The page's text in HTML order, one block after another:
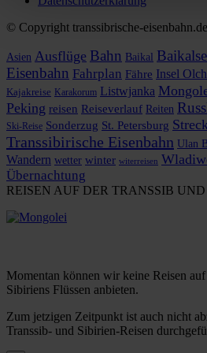
© Copyright transsibrische-eisenbahn.de
Asien Ausflüge Bahn Baikal
Eisenbahn Fahrplan Fähre Insel
Kajakreise Karakorum Listwjanka
Peking reisen Reiseverlauf Reiten
Ski-Reise Sonderzug St. Petersburg
Transsibirische Eisenbahn Ulan
Wandern wetter winter witerreisen
Übernachtung
REISEN AUF DER TRANSSIB
Momentan können wir keine Reisen
Sibiriens Flüssen anbieten.
Zum jetzigen Zeitpunkt ist auch nicht
Transsib- und Sibirien-Reisen